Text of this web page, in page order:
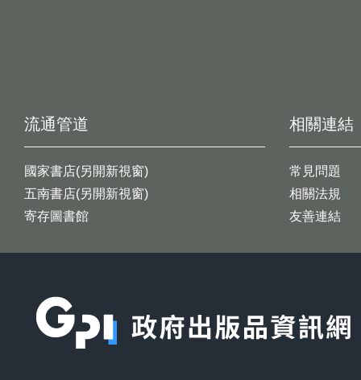
流通管道
國家書店(另開新視窗)
五南書店(另開新視窗)
寄存圖書館
相關連結
常見問題
相關法規
友善連結